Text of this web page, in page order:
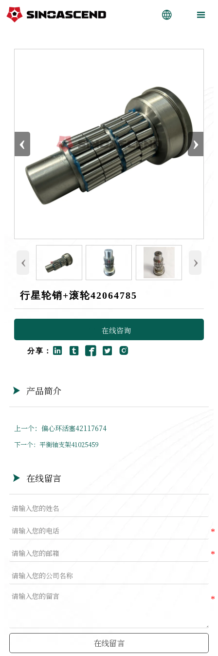
 
‹ ›
‹ ›
行星轮销+滚轮42064785
在线咨询
分享：     
 产品简介
上一个： 偏心环活塞42117674
下一个： 平衡轴支架41025459
 在线留言
在线留言